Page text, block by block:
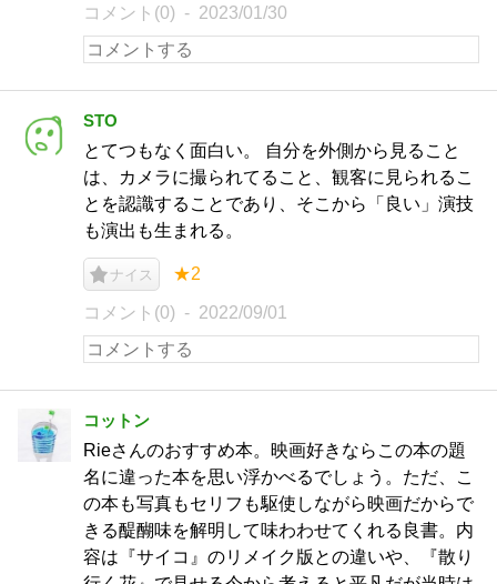
コメント(0) 2023/01/30
STO
とてつもなく面白い。 自分を外側から見ること
は、カメラに撮られてること、観客に見られるこ
とを認識することであり、そこから「良い」演技
も演出も生まれる。
ナイス ★2
コメント(0) 2022/09/01
コットン
Rieさんのおすすめ本。映画好きならこの本の題
名に違った本を思い浮かべるでしょう。ただ、こ
の本も写真もセリフも駆使しながら映画だからで
きる醍醐味を解明して味わわせてくれる良書。内
容は『サイコ』のリメイク版との違いや、『散り